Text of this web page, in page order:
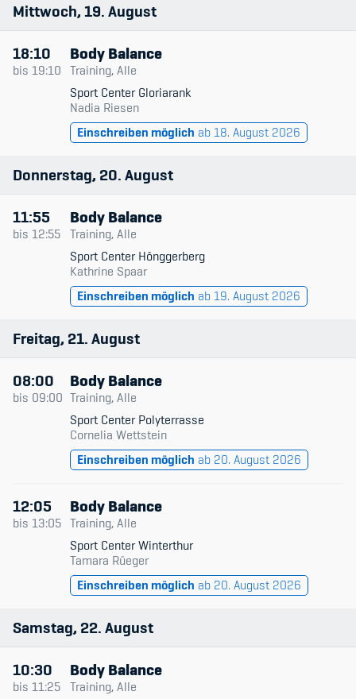
Mittwoch 19 August
18:10
bis 19:10
Body Balance
Training, Alle
Sport Center Gloriarank
Nadia Riesen
Einschreiben möglich ab 18. August 2026
Donnerstag 20 August
11:55
bis 12:55
Body Balance
Training, Alle
Sport Center Hönggerberg
Kathrine Spaar
Einschreiben möglich ab 19. August 2026
Freitag 21 August
08:00
bis 09:00
Body Balance
Training, Alle
Sport Center Polyterrasse
Cornelia Wettstein
Einschreiben möglich ab 20. August 2026
12:05
bis 13:05
Body Balance
Training, Alle
Sport Center Winterthur
Tamara Rüeger
Einschreiben möglich ab 20. August 2026
Samstag 22 August
10:30
bis 11:25
Body Balance
Training, Alle